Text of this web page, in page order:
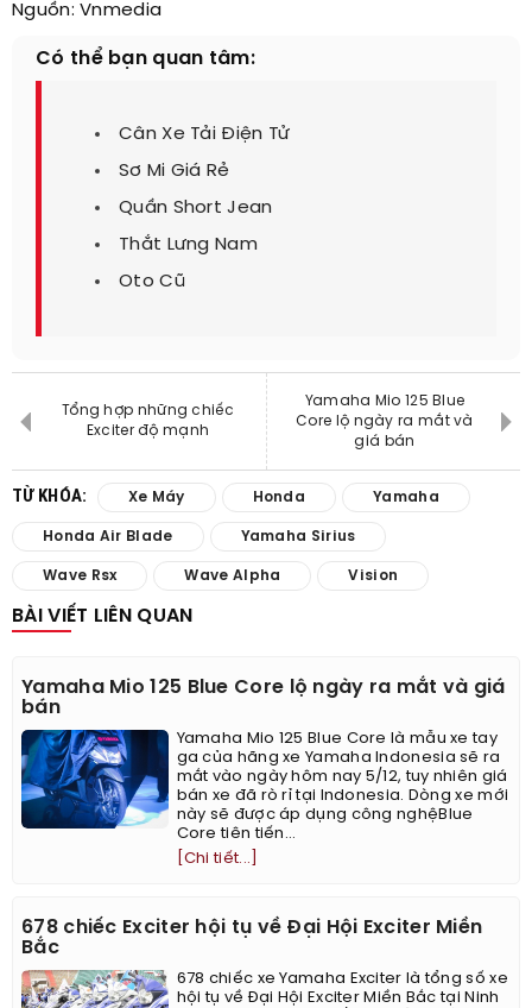
Nguồn: Vnmedia ​
Có thể bạn quan tâm:
Cân Xe Tải Điện Tử
Sơ Mi Giá Rẻ
Quần Short Jean
Thắt Lưng Nam
Oto Cũ
Tổng hợp những chiếc
Exciter độ mạnh
Yamaha Mio 125 Blue
Core lộ ngày ra mắt và
giá bán
TỪ KHÓA: Xe Máy Honda Yamaha
Honda Air Blade Yamaha Sirius
Wave Rsx Wave Alpha Vision
BÀI VIẾT LIÊN QUAN
Yamaha Mio 125 Blue Core lộ ngày ra mắt và giá
bán
Yamaha Mio 125 Blue Core là mẫu xe tay
ga của hãng xe Yamaha Indonesia sẽ ra
mắt vào ngày hôm nay 5/12, tuy nhiên giá
bán xe đã rò rỉ tại Indonesia. Dòng xe mới
này sẽ được áp dụng công nghệBlue
Core tiên tiến...
[Chi tiết...]
678 chiếc Exciter hội tụ về Đại Hội Exciter Miền
Bắc
678 chiếc xe Yamaha Exciter là tổng số xe
hội tụ về Đại Hội Exciter Miền Bắc tại Ninh